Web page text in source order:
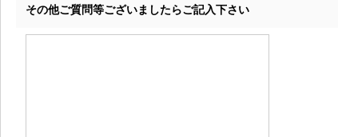
その他ご質問等ございましたらご記入下さい